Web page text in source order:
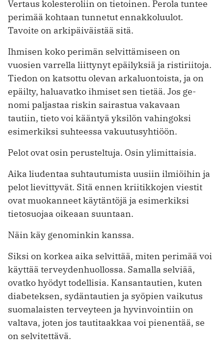
Vertaus kolesteroliin on tietoinen. Perola tuntee
perimää kohtaan tunnetut ennakkoluulot.
Tavoite on arkipäiväistää sitä.
Ihmisen koko perimän selvittämiseen on
vuosien varrella liittynyt epäilyksiä ja ristiriitoja.
Tiedon on katsottu olevan arkaluontoista, ja on
epäilty, haluavatko ihmiset sen tietää. Jos ge­
nomi paljastaa riskin sairastua vakavaan
tautiin, tieto voi kääntyä yksilön vahingoksi
esimerkiksi suhteessa vakuutusyhtiöön.
Pelot ovat osin perusteltuja. Osin ylimittaisia.
Aika liudentaa suhtautumista uusiin ilmiöihin ja
pelot lievittyvät. Sitä ennen kriitikkojen viestit
ovat muokanneet käytäntöjä ja esimerkiksi
tietosuojaa oikeaan suuntaan.
Näin käy genominkin kanssa.
Siksi on korkea aika selvittää, miten perimää voi
käyttää terveydenhuollossa. Samalla selviää,
ovatko hyödyt todellisia. Kansantautien, kuten
diabeteksen, sydäntautien ja syöpien vaikutus
suomalaisten terveyteen ja hyvinvointiin on
valtava, joten jos tautitaakkaa voi pienentää, se
on selvitettävä.